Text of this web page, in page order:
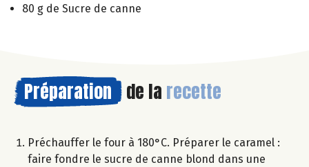
80 g de Sucre de canne
Préparation de la recette
Préchauffer le four à 180°C. Préparer le caramel :
faire fondre le sucre de canne blond dans une